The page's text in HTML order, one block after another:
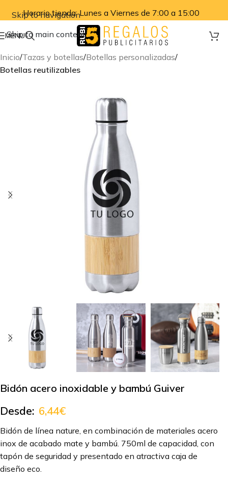
Skip to navigation
Skip to main content
Horario tienda: Lunes a Viernes de 7:00 a 15:00
MENU
Inicio Tazas y botellas Botellas personalizadas
Botellas reutilizables
Bidón acero inoxidable y bambú Guiver
Desde: 6,44€
Bidón de línea nature, en combinación de materiales acero
inox de acabado mate y bambú. 750ml de capacidad, con
tapón de seguridad y presentado en atractiva caja de
diseño eco.